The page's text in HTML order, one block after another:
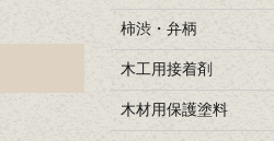
柿渋・弁柄
木工用接着剤
木材用保護塗料